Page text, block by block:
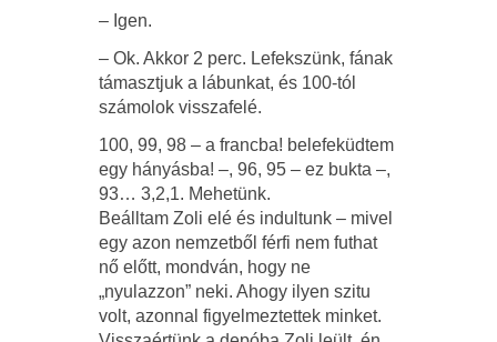
– Igen.
– Ok. Akkor 2 perc. Lefekszünk, fának
támasztjuk a lábunkat, és 100-tól
számolok visszafelé.
100, 99, 98 – a francba! belefeküdtem
egy hányásba! –, 96, 95 – ez bukta –,
93… 3,2,1. Mehetünk.
Beálltam Zoli elé és indultunk – mivel
egy azon nemzetből férfi nem futhat
nő előtt, mondván, hogy ne
„nyulazzon” neki. Ahogy ilyen szitu
volt, azonnal figyelmeztettek minket.